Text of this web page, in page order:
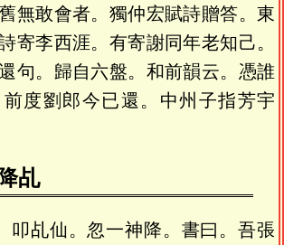
無敢會者。獨仲宏賦詩贈答。東
寄李西涯。有寄謝同年老知己。
句。歸自六盤。和前韻云。憑誰
度劉郎今已還。中州子指芳宇
乩
叩乩仙。忽一神降。書曰。吾張